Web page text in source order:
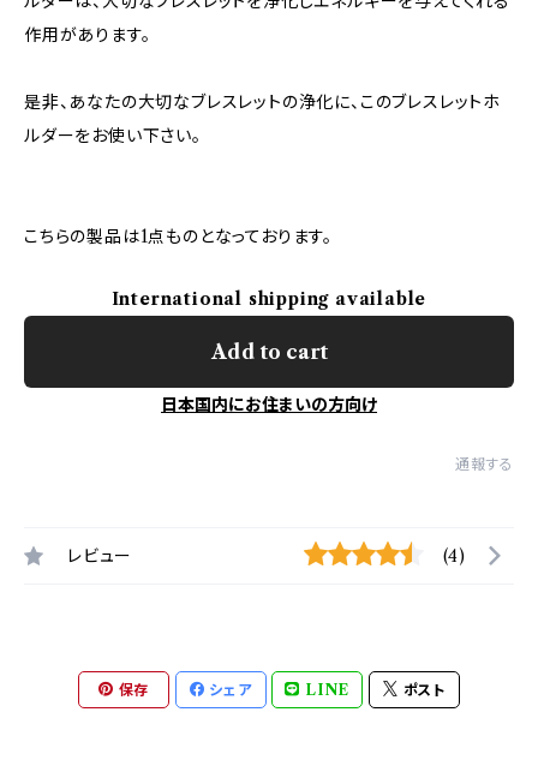
作用があります。
是非、あなたの大切なブレスレットの浄化に、このブレスレットホ
ルダーをお使い下さい。
こちらの製品は1点ものとなっております。
International shipping available
Add to cart
日本国内にお住まいの方向け
通報する
レビュー (4)
保存 シェア LINE ポスト